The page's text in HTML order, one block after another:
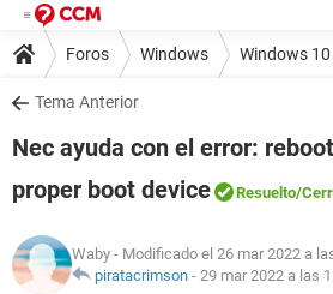
Foros Windows Windows 10
Tema Anterior
Nec ayuda con el error:
proper boot device
Resuelto/
Waby - Modificado el 26 mar 2022 a
piratacrimson - 29 mar 2022 a las